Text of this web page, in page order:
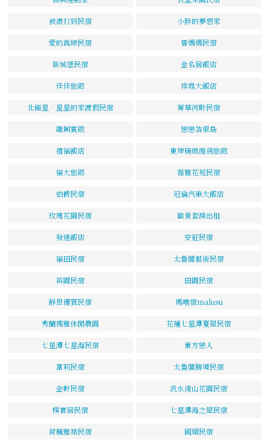
被浪打到民宿 小胖的夢想家
愛的真締民宿 曾媽媽民宿
新城堡民宿 金名居飯店
佳佳旅館 祥鼎大飯店
北極星．星星的家渡假民宿 菁華河畔民宿
龍興賓館 戀戀峇里島
禧福飯店 東岸精緻商務旅館
福大旅館 薇雅花苑民宿
伯爵民宿 冠倫汽車大飯店
玫瑰花園民宿 歐景套房出租
發達飯店 安莊民宿
福田民宿 太魯閣藝術民宿
英園民宿 田園民宿
靜思優質民宿 瑪嚕宿malusu
秀蘭瑪雅休閒農園 花蓮七星潭夏屋民宿
七星潭七星海民宿 東方戀人
富莉民宿 太魯閣勝境民宿
金軒民宿 汎水淩山花園民宿
樸實居民宿 七星潭海之屋民宿
荷楓雅築民宿 國順民宿